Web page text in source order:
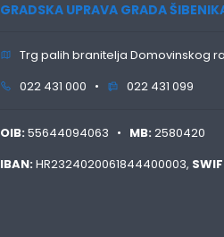
GRADSKA UPRAVA GRADA
Trg palih branitelja Domovinskog
022 431 000 •
022 431 099
OIB:55644094063 • MB:2580420
IBAN:HR2324020061844400003,